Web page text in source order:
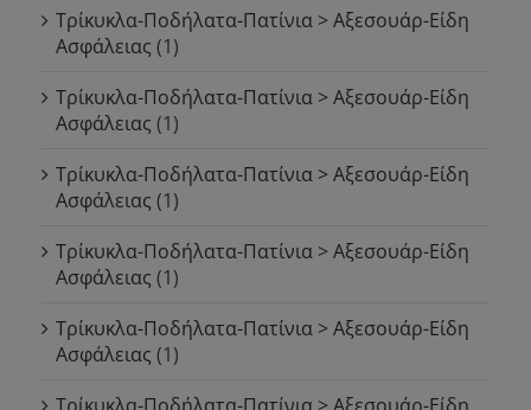
Τρίκυκλα-Ποδήλατα-Πατίνια > Αξεσουάρ-Είδη
Ασφάλειας (1)
Τρίκυκλα-Ποδήλατα-Πατίνια > Αξεσουάρ-Είδη
Ασφάλειας (1)
Τρίκυκλα-Ποδήλατα-Πατίνια > Αξεσουάρ-Είδη
Ασφάλειας (1)
Τρίκυκλα-Ποδήλατα-Πατίνια > Αξεσουάρ-Είδη
Ασφάλειας (1)
Τρίκυκλα-Ποδήλατα-Πατίνια > Αξεσουάρ-Είδη
Ασφάλειας (1)